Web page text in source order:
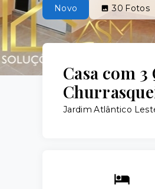
Novo 30 Fotos
Casa com
Jardim Atlântico